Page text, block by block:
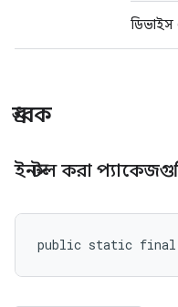
ডিভাইস
ধ্রুবক
ইনস্টল করা
public static final